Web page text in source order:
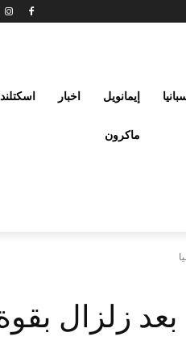
إيمانويل
ماكرون
اخبار